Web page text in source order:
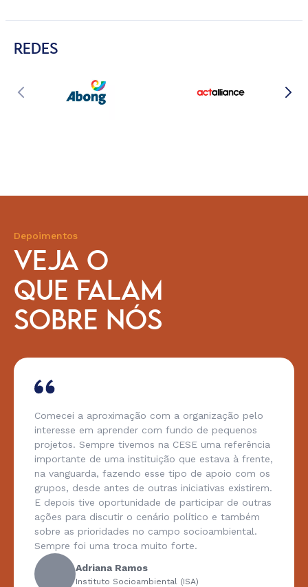
REDES
Depoimentos
VEJA O
QUE FALAM
SOBRE NÓS
Comecei a aproximação com a organização pelo
interesse em aprender com fundo de pequenos
projetos. Sempre tivemos na CESE uma referência
importante de uma instituição que estava à frente,
na vanguarda, fazendo esse tipo de apoio com os
grupos, desde antes de outras iniciativas existirem.
E depois tive oportunidade de participar de outras
ações para discutir o cenário político e também
sobre as prioridades no campo socioambiental.
Sempre foi uma troca muito forte.
Adriana Ramos
Instituto Socioambiental (ISA)